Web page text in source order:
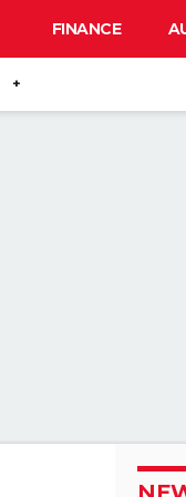
FINANCE
+